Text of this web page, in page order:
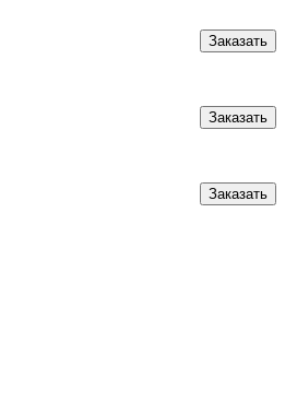
Заказать
Заказать
Заказать